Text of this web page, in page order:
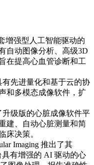
增强型人工智能驱动的
自动图像分析、高级3D
在提高心血管诊断和工
先进量化和基于云的协
和多模态成像软件，扩
级版的心脏成像软件平
建、自动心脏测量和简
床决策。
Imaging 推出了其
有增强的 AI 驱动的心